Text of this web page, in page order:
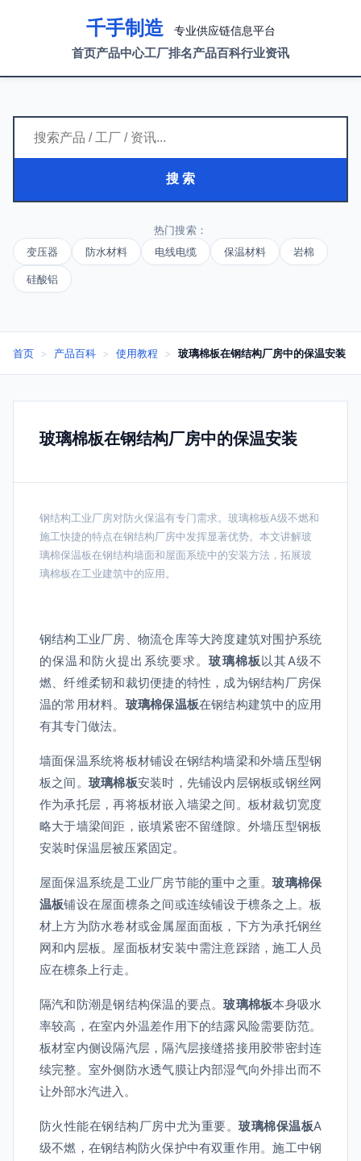
千手制造 专业供应链信息平台
首页产品中心工厂排名产品百科行业资讯
搜 索
热门搜索：
变压器
防水材料 电线电缆 保温材料 岩棉
硅酸铝
首页 > 产品百科 > 使用教程 > 玻璃棉板在钢结构厂房中的保温安装
玻璃棉板在钢结构厂房中的保温安装
钢结构工业厂房对防火保温有专门需求。玻璃棉板A级不燃和
施工快捷的特点在钢结构厂房中发挥显著优势。本文讲解玻
璃棉保温板在钢结构墙面和屋面系统中的安装方法，拓展玻
璃棉板在工业建筑中的应用。
钢结构工业厂房、物流仓库等大跨度建筑对围护系统
的保温和防火提出系统要求。玻璃棉板以其A级不
燃、纤维柔韧和裁切便捷的特性，成为钢结构厂房保
温的常用材料。 玻璃棉保温板在钢结构建筑中的应用
有其专门做法。
墙面保温系统将板材铺设在钢结构墙梁和外墙压型钢
板之间。 玻璃棉板安装时，先铺设内层钢板或钢丝网
作为承托层，再将板材嵌入墙梁之间。板材裁切宽度
略大于墙梁间距，嵌填紧密不留缝隙。外墙压型钢板
安装时保温层被压紧固定。
屋面保温系统是工业厂房节能的重中之重。玻璃棉保
温板铺设在屋面檩条之间或连续铺设于檩条之上。板
材上方为防水卷材或金属屋面面板，下方为承托钢丝
网和内层板。屋面板材安装中需注意踩踏，施工人员
应在檩条上行走。
隔汽和防潮是钢结构保温的要点。玻璃棉板本身吸水
率较高，在室内外温差作用下的结露风险需要防范。
板材室内侧设隔汽层，隔汽层接缝搭接用胶带密封连
续完整。室外侧防水透气膜让内部湿气向外排出而不
让外部水汽进入。
防火性能在钢结构厂房中尤为重要。玻璃棉保温板A
级不燃，在钢结构防火保护中有双重作用。施工中钢